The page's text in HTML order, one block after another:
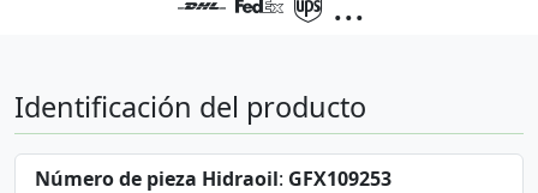
Identificación del producto
Número de pieza Hidraoil: GFX109253